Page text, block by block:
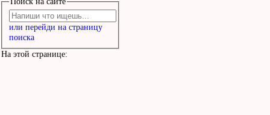
или перейди на страницу
поиска
На этой странице: